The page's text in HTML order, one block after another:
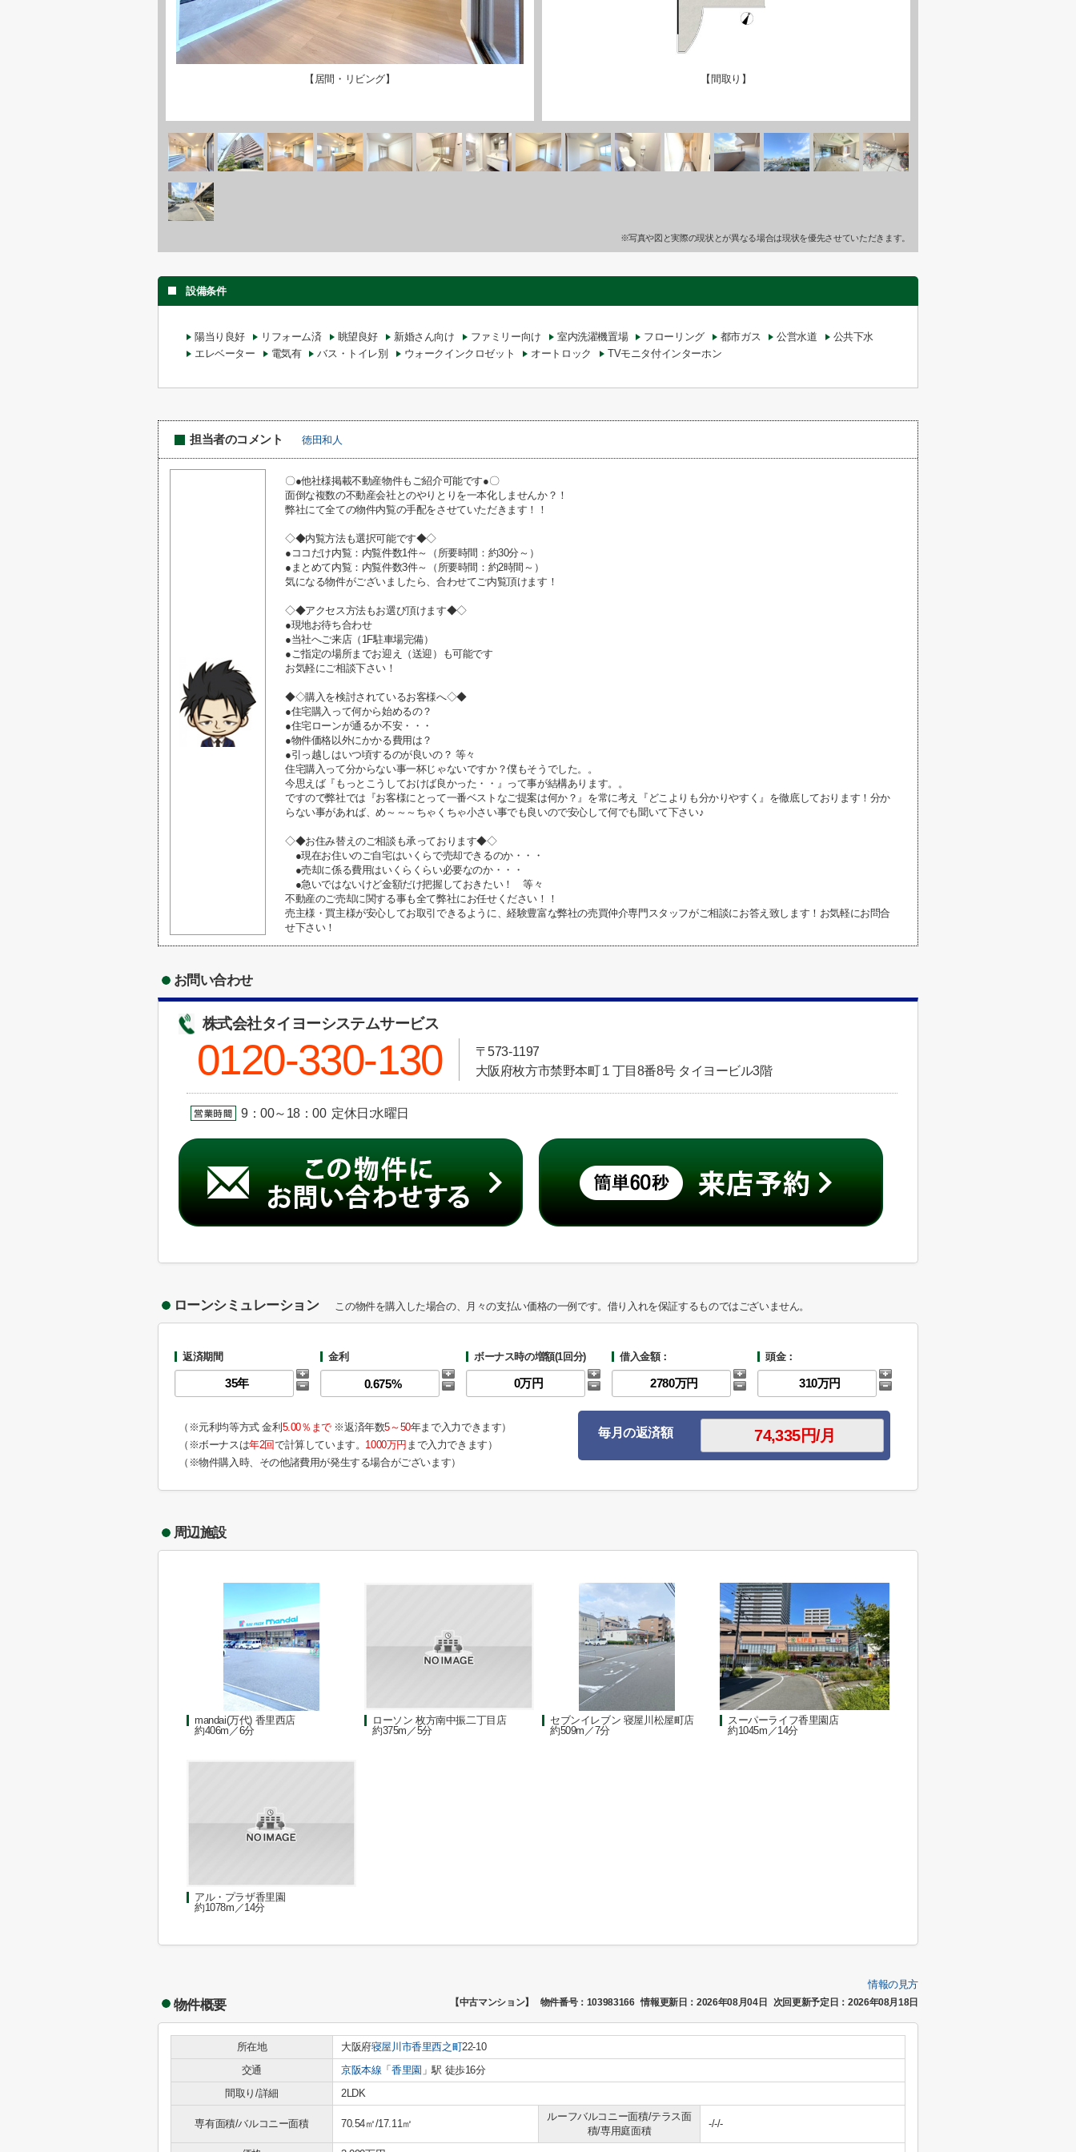
【居間・リビング】 【間取り】
※写真や図と実際の現状とが異なる場合は現状を優先させていただきます。
設備条件
陽当り良好 リフォーム済 眺望良好 新婚さん向け ファミリー向け 室内洗濯機置場 フローリング 都市ガス 公営水道
公共下水
エレベーター
電気有 バス・トイレ別 ウォークインクロゼット オートロック TVモニタ付インターホン
担当者のコメント 徳田和人
〇●他社様掲載不動産物件もご紹介可能です●〇
面倒な複数の不動産会社とのやりとりを一本化しませんか？！
弊社にて全ての物件内覧の手配をさせていただきます！！
◇◆内覧方法も選択可能です◆◇
●ココだけ内覧：内覧件数1件～（所要時間：約30分～）
●まとめて内覧：内覧件数3件～（所要時間：約2時間～）
気になる物件がございましたら、合わせてご内覧頂けます！
◇◆アクセス方法もお選び頂けます◆◇
●現地お待ち合わせ
●当社へご来店（1F駐車場完備）
●ご指定の場所までお迎え（送迎）も可能です
お気軽にご相談下さい！
◆◇購入を検討されているお客様へ◇◆
●住宅購入って何から始めるの？
●住宅ローンが通るか不安・・・
●物件価格以外にかかる費用は？
●引っ越しはいつ頃するのが良いの？ 等々
住宅購入って分からない事一杯じゃないですか？僕もそうでした。。
今思えば『もっとこうしておけば良かった・・』って事が結構あります。。
ですので弊社では『お客様にとって一番ベストなご提案は何か？』を常に考え『どこよりも分かりやすく』を徹底しております！分か
らない事があれば、め～～～ちゃくちゃ小さい事でも良いので安心して何でも聞いて下さい♪
◇◆お住み替えのご相談も承っております◆◇
●現在お住いのご自宅はいくらで売却できるのか・・・
●売却に係る費用はいくらくらい必要なのか・・・
●急いではないけど金額だけ把握しておきたい！ 等々
不動産のご売却に関する事も全て弊社にお任せください！！
売主様・買主様が安心してお取引できるように、経験豊富な弊社の売買仲介専門スタッフがご相談にお答え致します！お気軽にお問合
せ下さい！
お問い合わせ
株式会社タイヨーシステムサービス
0120-330-130
〒573-1197
大阪府枚方市禁野本町１丁目8番8号 タイヨービル3階
9：00～18：00 定休日:水曜日
ローンシミュレーション この物件を購入した場合の、月々の支払い価格の一例です。借り入れを保証するものではございません。
返済期間 金利 ボーナス時の増額(1回分) 借入金額： 頭金：
（※元利均等方式 金利 5.00％まで※返済年数5～50年まで入力できます）
（※ボーナスは年2回で計算しています。 1000万円 まで入力できます）
（※物件購入時、その他諸費用が発生する場合がございます）
毎月の返済額
周辺施設
mandai(万代) 香里西店
約406m／6分
ローソン 枚方南中振二丁目店
約375m／5分
セブンイレブン 寝屋川松屋町店
約509m／7分
スーパーライフ香里園店
約1045m／14分
アル・プラザ香里園
約1078m／14分
情報の見方
物件概要 【中古マンション】 物件番号：103983166 情報更新日：2026年08月04日 次回更新予定日：2026年08月18日
所在地 大阪府寝屋川市香里西之町22-10
交通
京阪本線 「香里園 」駅 徒歩16分
間取り/詳細
2LDK
専有面積/バルコニー面積 70.54㎡/17.11㎡
ルーフバルコニー面積/テラス面
積/専用庭面積
-/-/-